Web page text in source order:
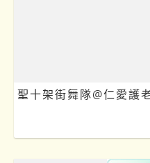
聖十架街舞隊@仁愛護